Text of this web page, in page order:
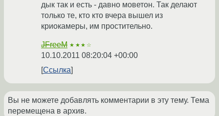
дык так и есть - давно моветон. Так делают
только те, кто кто вчера вышел из
криокамеры, им простительно.
JFreeM ★★★☆
10.10.2011 08:20:04 +00:00
Ссылка
Вы не можете добавлять комментарии в эту тему. Тема
перемещена в архив.